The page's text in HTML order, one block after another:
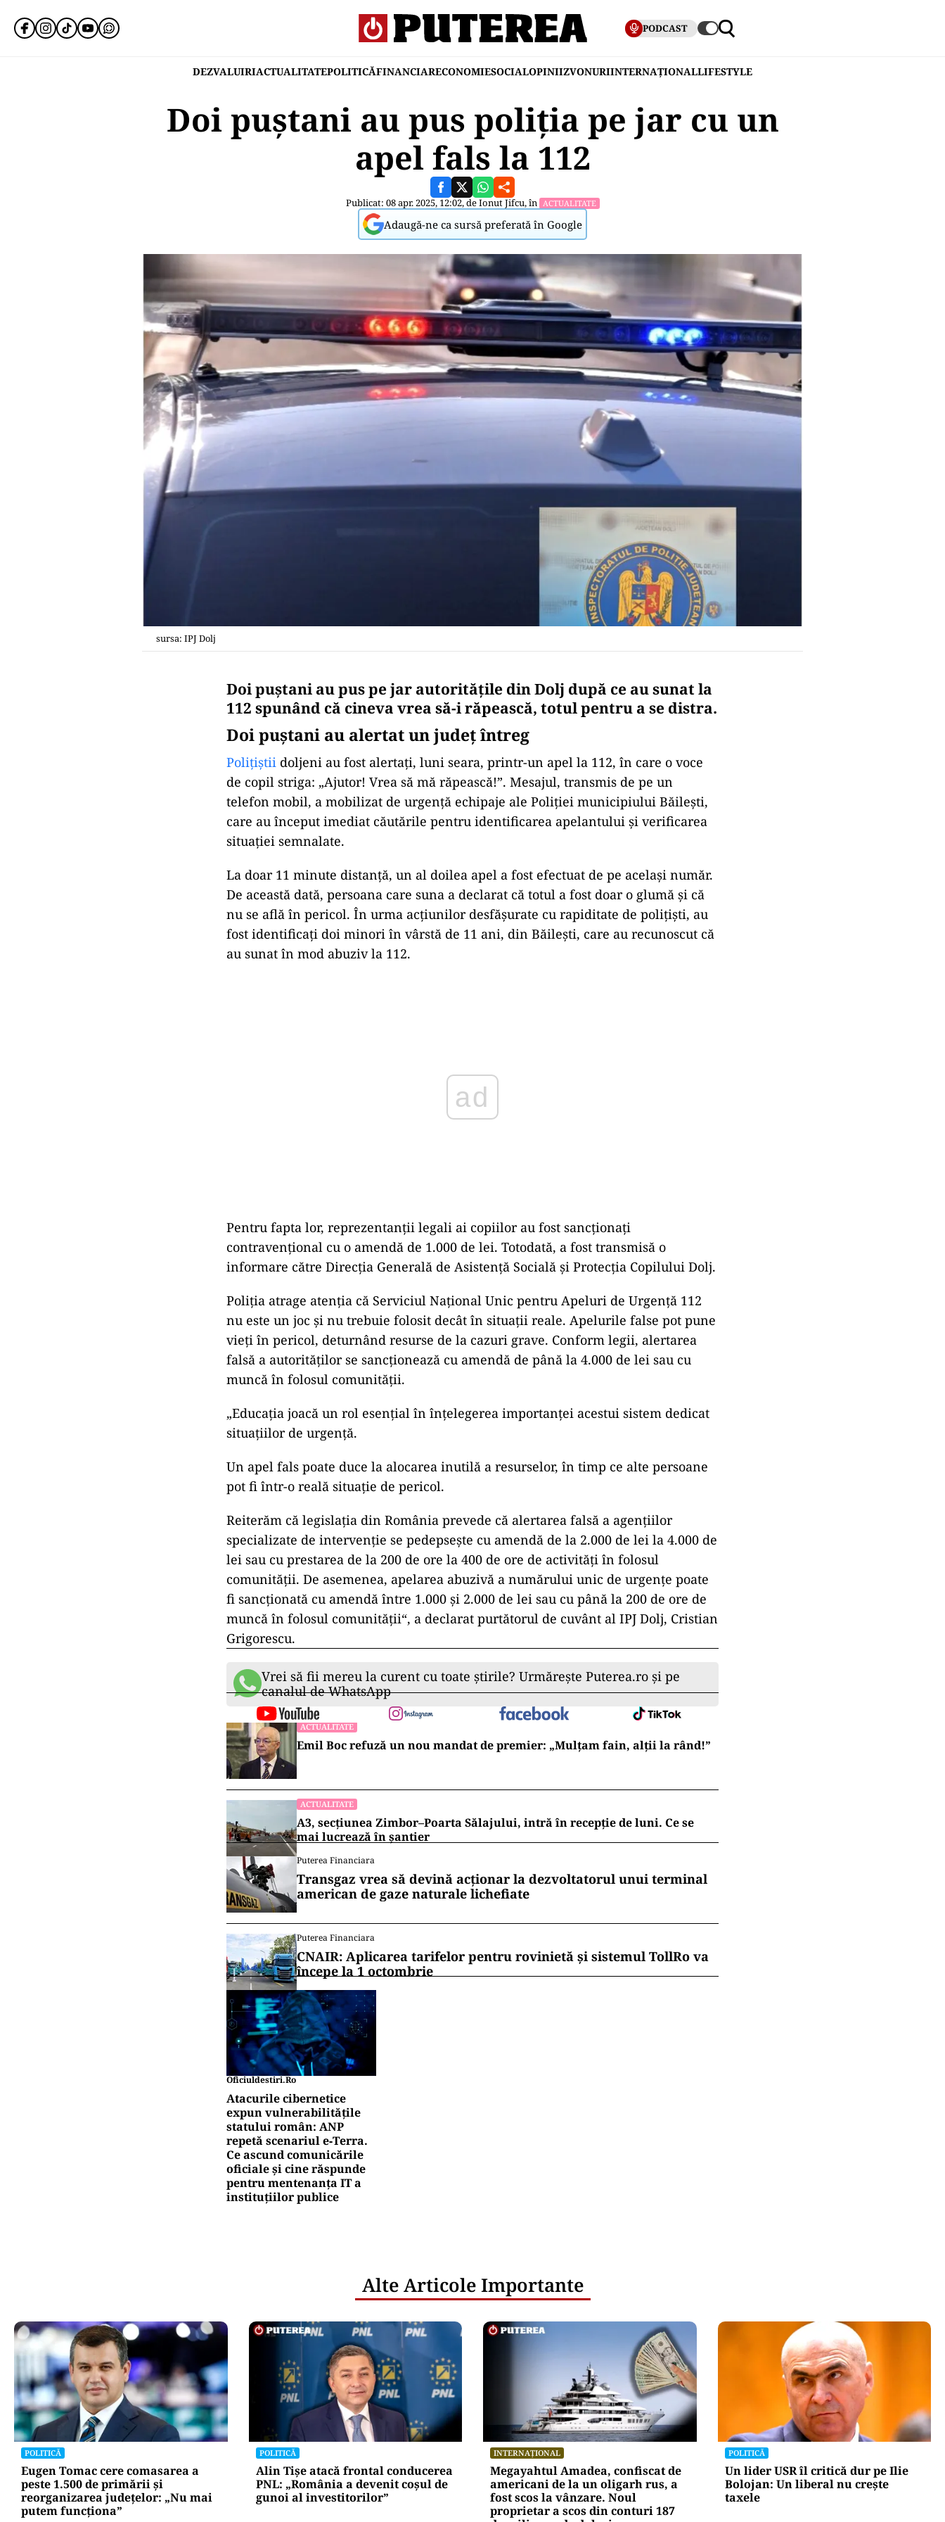
PODCAST
DEZVALUIRIACTUALITATEPOLITICĂFINANCIARECONOMIESOCIALOPINIIZVONURIINTERNAȚIONALLIFESTYLE
Doi puștani au pus poliția pe jar cu un
apel fals la 112
Publicat: 08 apr. 2025, 12:02, deIonut Jifcu, în ACTUALITATE
Adaugă-ne ca sursă preferată în Google
sursa: IPJ Dolj
Doi puştani au pus pe jar autoritățile din Dolj după ce au sunat la
112 spunând că cineva vrea să-i răpească, totul pentru a se distra.
Doi puştani au alertat un judeţ întreg
Polițiștii doljeni au fost alertați, luni seara, printr-un apel la 112, în care o voce
de copil striga: „Ajutor! Vrea să mă răpească!”. Mesajul, transmis de pe un
telefon mobil, a mobilizat de urgență echipaje ale Poliției municipiului Băilești,
care au început imediat căutările pentru identificarea apelantului și verificarea
situației semnalate.
La doar 11 minute distanță, un al doilea apel a fost efectuat de pe același număr.
De această dată, persoana care suna a declarat că totul a fost doar o glumă și că
nu se află în pericol. În urma acțiunilor desfășurate cu rapiditate de polițiști, au
fost identificați doi minori în vârstă de 11 ani, din Băilești, care au recunoscut că
au sunat în mod abuziv la 112.
Pentru fapta lor, reprezentanții legali ai copiilor au fost sancționați
contravențional cu o amendă de 1.000 de lei. Totodată, a fost transmisă o
informare către Direcția Generală de Asistență Socială și Protecția Copilului Dolj.
Poliția atrage atenția că Serviciul Național Unic pentru Apeluri de Urgență 112
nu este un joc și nu trebuie folosit decât în situații reale. Apelurile false pot pune
vieți în pericol, deturnând resurse de la cazuri grave. Conform legii, alertarea
falsă a autorităților se sancționează cu amendă de până la 4.000 de lei sau cu
muncă în folosul comunității.
„Educaţia joacă un rol esenţial în înţelegerea importanţei acestui sistem dedicat
situaţiilor de urgenţă.
Un apel fals poate duce la alocarea inutilă a resurselor, în timp ce alte persoane
pot fi într-o reală situaţie de pericol.
Reiterăm că legislaţia din România prevede că alertarea falsă a agenţiilor
specializate de intervenţie se pedepseşte cu amendă de la 2.000 de lei la 4.000 de
lei sau cu prestarea de la 200 de ore la 400 de ore de activităţi în folosul
comunităţii. De asemenea, apelarea abuzivă a numărului unic de urgenţe poate
fi sancţionată cu amendă între 1.000 şi 2.000 de lei sau cu până la 200 de ore de
muncă în folosul comunităţii“, a declarat purtătorul de cuvânt al IPJ Dolj, Cristian
Grigorescu.
Vrei să fii mereu la curent cu toate știrile? Urmărește Puterea.ro și pe
canalul de WhatsApp
ACTUALITATE
Emil Boc refuză un nou mandat de premier: „Mulțam fain, alții la rând!”
ACTUALITATE
A3, secțiunea Zimbor–Poarta Sălajului, intră în recepție de luni. Ce se
mai lucrează în șantier
Puterea Financiara
Transgaz vrea să devină acționar la dezvoltatorul unui terminal
american de gaze naturale lichefiate
Puterea Financiara
CNAIR: Aplicarea tarifelor pentru rovinietă și sistemul TollRo va
începe la 1 octombrie
Oficiuldestiri.ro
Atacurile cibernetice
expun vulnerabilitățile
statului român: ANP
repetă scenariul e‑Terra.
Ce ascund comunicările
oficiale și cine răspunde
pentru mentenanța IT a
instituțiilor publice
Alte Articole Importante
POLITICĂ
Eugen Tomac cere comasarea a
peste 1.500 de primării și
reorganizarea județelor: „Nu mai
putem funcționa”
POLITICĂ
Alin Tișe atacă frontal conducerea
PNL: „România a devenit coșul de
gunoi al investitorilor”
INTERNAȚIONAL
Megayahtul Amadea, confiscat de
americani de la un oligarh rus, a
fost scos la vânzare. Noul
proprietar a scos din conturi 187
POLITICĂ
Un lider USR îl critică dur pe Ilie
Bolojan: Un liberal nu crește
taxele